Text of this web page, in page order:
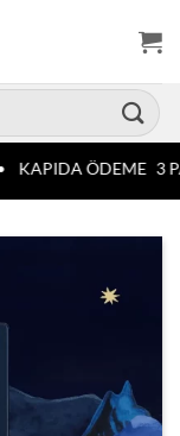
KAPIDA ÖDEME 3